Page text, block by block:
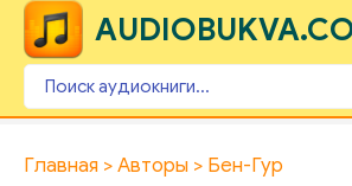
Главная Авторы Бен-Гур